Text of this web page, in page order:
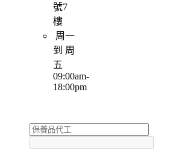
號7
樓
周一
到 周
五
09:00am-
18:00pm